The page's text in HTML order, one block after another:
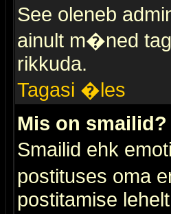
See oleneb
ainult m�ned
rikkuda.
Tagasi �les
Mis on smailid?
Smailid ehk
postituses oma
postitamise